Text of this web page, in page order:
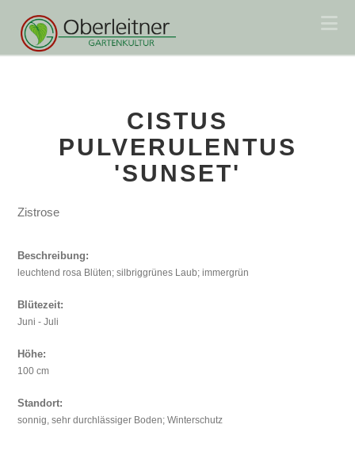
CISTUS
PULVERULENTUS
'SUNSET'
Zistrose
Beschreibung:
leuchtend rosa Blüten; silbriggrünes Laub; immergrün
Blütezeit:
Juni - Juli
Höhe:
100 cm
Standort:
sonnig, sehr durchlässiger Boden; Winterschutz